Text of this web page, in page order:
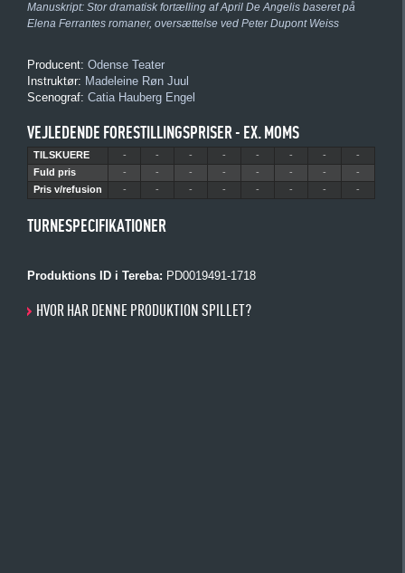
Manuskript: Stor dramatisk fortælling af April De Angelis baseret på
Elena Ferrantes romaner, oversættelse ved Peter Dupont Weiss
Producent: Odense Teater
Instruktør: Madeleine Røn Juul
Scenograf: Catia Hauberg Engel
VEJLEDENDE FORESTILLINGSPRISER - EX. MOMS
TILSKUERE - - - - - - -
-
Fuld pris
- - - - - - -
-
Pris v/refusion
- - - - - - - -
TURNESPECIFIKATIONER
Produktions ID i Tereba: PD0019491-1718
HVOR HAR DENNE PRODUKTION SPILLET?